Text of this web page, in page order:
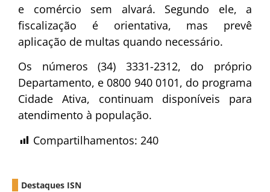
e comércio sem alvará. Segundo ele, a
fiscalização é orientativa, mas prevê
aplicação de multas quando necessário.
Os números (34) 3331-2312, do próprio
Departamento, e 0800 940 0101, do programa
Cidade Ativa, continuam disponíveis para
atendimento à população.
Compartilhamentos: 240
Destaques ISN